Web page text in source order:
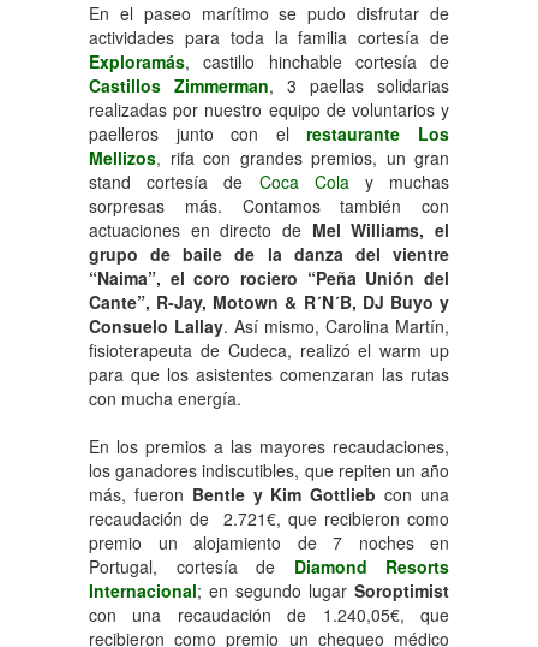
En el paseo marítimo se pudo disfrutar de
actividades para toda la familia cortesía de
Exploramás, castillo hinchable cortesía de
Castillos Zimmerman, 3 paellas solidarias
realizadas por nuestro equipo de voluntarios y
paelleros junto con elrestaurante Los
Mellizos, rifa con grandes premios, un gran
stand cortesía de Coca Colay muchas
sorpresas más. Contamos también con
actuaciones en directo de Mel Williams, el
grupo de baile de la danza del vientre
“Naima”, el coro rociero “Peña Unión del
Cante”, R-Jay, Motown & R´N´B, DJ Buyo y
Consuelo Lallay. Así mismo, Carolina Martín,
fisioterapeuta de Cudeca, realizó el warm up
para que los asistentes comenzaran las rutas
con mucha energía.
En los premios a las mayores recaudaciones,
los ganadores indiscutibles, que repiten un año
más, fueron Bentle y Kim Gottlieb con una
recaudación de 2.721€, que recibieron como
premio un alojamiento de 7 noches en
Portugal, cortesía de Diamond Resorts
Internacional; en segundo lugar Soroptimist
con una recaudación de 1.240,05€, que
recibieron como premio un chequeo médico